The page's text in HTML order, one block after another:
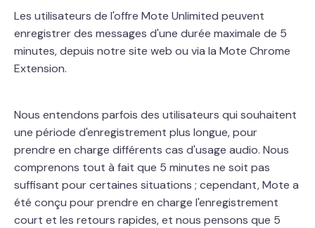
Les utilisateurs de l'offre Mote Unlimited peuvent
enregistrer des messages d'une durée maximale de 5
minutes, depuis notre site web ou via la Mote Chrome
Extension.
Nous entendons parfois des utilisateurs qui souhaitent
une période d'enregistrement plus longue, pour
prendre en charge différents cas d'usage audio. Nous
comprenons tout à fait que 5 minutes ne soit pas
suffisant pour certaines situations ; cependant, Mote a
été conçu pour prendre en charge l'enregistrement
court et les retours rapides, et nous pensons que 5